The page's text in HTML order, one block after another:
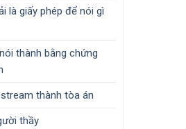
là giấy phép để nói gì
thành bằng chứng
thành tòa án
thầy